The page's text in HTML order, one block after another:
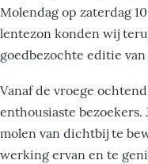
Molendag op zaterdag
lentezon konden wij
goedbezochte editie
Vanaf de vroege
enthousiaste bezoekers.
molen van dichtbij te
werking ervan en te